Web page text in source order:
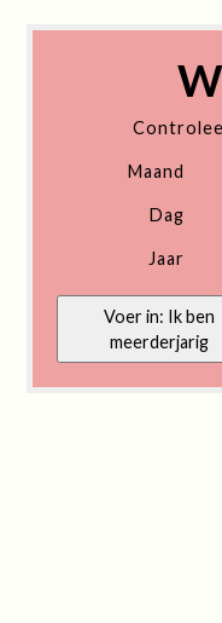
Maand
Dag
Jaar